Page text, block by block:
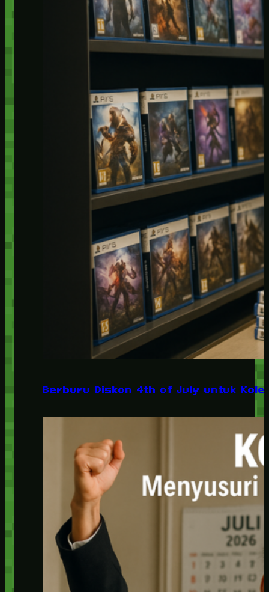
Berburu Diskon 4th of July untuk